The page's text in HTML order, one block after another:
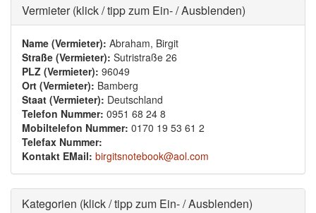
Ausblenden
Vermieter (klick / tipp zum Ein- / Ausblenden)
Name (Vermieter): Abraham, Birgit
Straße (Vermieter): Sutristraße 26
PLZ (Vermieter): 96049
Ort (Vermieter): Bamberg
Staat (Vermieter): Deutschland
Telefon Nummer: 0951 68 24 8
Mobiltelefon Nummer: 0170 19 53 61 2
Telefax Nummer:
Kontakt EMail: birgitsnotebook@aol.com
Ausblenden
Kategorien (klick / tipp zum Ein- / Ausblenden)